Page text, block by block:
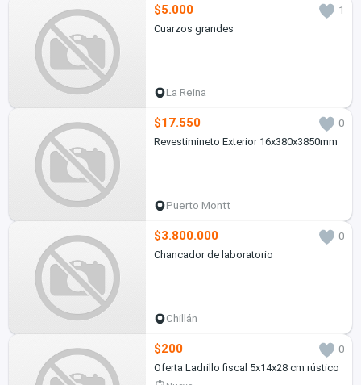
$5.000
1
Cuarzos grandes
La Reina
$17.550
0
Revestimineto Exterior 16x380x3850mm
Puerto Montt
$3.800.000
0
Chancador de laboratorio
Chillán
$200
0
Oferta Ladrillo fiscal 5x14x28 cm rústico